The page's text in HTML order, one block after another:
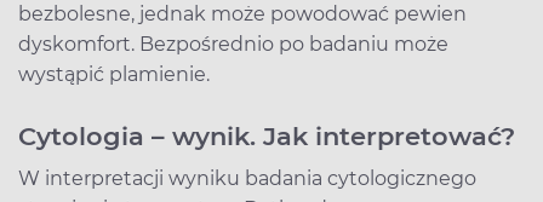
bezbolesne, jednak może powodować pewien
dyskomfort. Bezpośrednio po badaniu może
wystąpić plamienie.
Cytologia – wynik. Jak interpretować?
W interpretacji wyniku badania cytologicznego